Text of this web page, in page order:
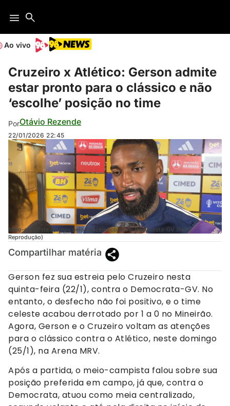
Ao vivo
Cruzeiro x Atlético: Gerson admite
estar pronto para o clássico e não
‘escolhe’ posição no time
PorOtávio Rezende
22/01/2026 22:45
Meio-campista estreou pelo Cruzeiro contra o Democrata-GV (Foto:
Reprodução)
Compartilhar matéria
Gerson fez sua estreia pelo Cruzeiro nesta
quinta-feira (22/1), contra o Democrata-GV. No
entanto, o desfecho não foi positivo, e o time
celeste acabou derrotado por 1 a 0 no Mineirão.
Agora, Gerson e o Cruzeiro voltam as atenções
para o clássico contra o Atlético, neste domingo
(25/1), na Arena MRV.
Após a partida, o meio-campista falou sobre sua
posição preferida em campo, já que, contra o
Democrata, atuou como meia centralizado,